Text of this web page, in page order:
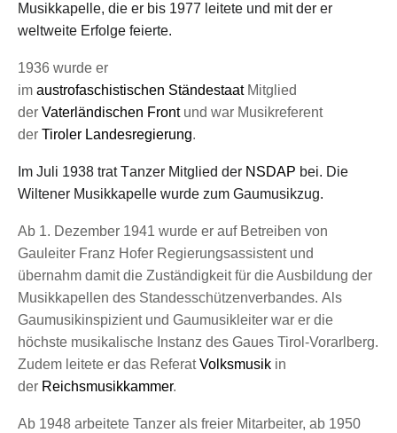
Musikkapelle, die er bis 1977 leitete und mit der er
weltweite Erfolge feierte.
1936 wurde er
im austrofaschistischen StändestaatMitglied
der Vaterländischen Frontund war Musikreferent
der Tiroler Landesregierung.
Im Juli 1938 trat Tanzer Mitglied der NSDAP bei. Die
Wiltener Musikkapelle wurde zum Gaumusikzug.
Ab 1. Dezember 1941 wurde er aufBetreiben von
Gauleiter Franz Hofer Regierungsassistentund
übernahm damit die Zuständigkeitfür die Ausbildung der
Musikkapellen des Standesschützenverbandes. A ls
Gaumusikinspizientund Gaumusikleiter war er die
höchste musikalische Instanz des Gaues Tirol-Vorarlberg.
Zudem leitete er das ReferatVolksmusik in
der Reichsmusikkammer.
Ab 1948 arbeitete Tanzer als freier Mitarbeiter, ab 1950